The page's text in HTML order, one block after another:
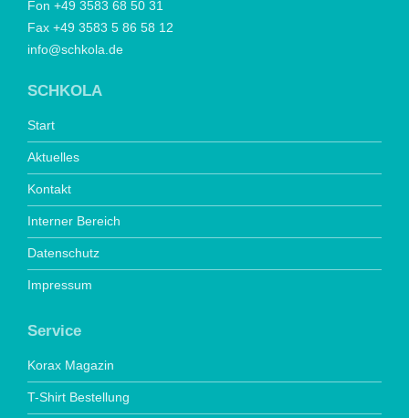
Fon +49 3583 68 50 31
Fax +49 3583 5 86 58 12
info@schkola.de
SCHKOLA
Start
Aktuelles
Kontakt
Interner Bereich
Datenschutz
Impressum
Service
Korax Magazin
T-Shirt Bestellung